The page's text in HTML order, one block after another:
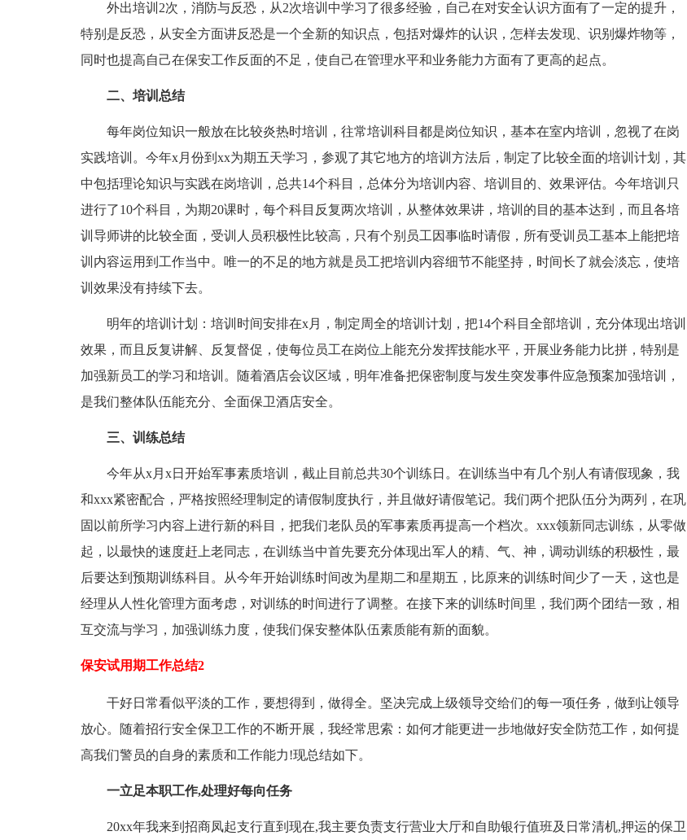
外出培训2次，消防与反恐，从2次培训中学习了很多经验，自己在对安全认识方面有了一定的提升，
特别是反恐，从安全方面讲反恐是一个全新的知识点，包括对爆炸的认识，怎样去发现、识别爆炸物等，
同时也提高自己在保安工作反面的不足，使自己在管理水平和业务能力方面有了更高的起点。
二、培训总结
每年岗位知识一般放在比较炎热时培训，往常培训科目都是岗位知识，基本在室内培训，忽视了在岗
实践培训。今年x月份到xx为期五天学习，参观了其它地方的培训方法后，制定了比较全面的培训计划，其
中包括理论知识与实践在岗培训，总共14个科目，总体分为培训内容、培训目的、效果评估。今年培训只
进行了10个科目，为期20课时，每个科目反复两次培训，从整体效果讲，培训的目的基本达到，而且各培
训导师讲的比较全面，受训人员积极性比较高，只有个别员工因事临时请假，所有受训员工基本上能把培
训内容运用到工作当中。唯一的不足的地方就是员工把培训内容细节不能坚持，时间长了就会淡忘，使培
训效果没有持续下去。
明年的培训计划：培训时间安排在x月，制定周全的培训计划，把14个科目全部培训，充分体现出培训
效果，而且反复讲解、反复督促，使每位员工在岗位上能充分发挥技能水平，开展业务能力比拼，特别是
加强新员工的学习和培训。随着酒店会议区域，明年准备把保密制度与发生突发事件应急预案加强培训，
是我们整体队伍能充分、全面保卫酒店安全。
三、训练总结
今年从x月x日开始军事素质培训，截止目前总共30个训练日。在训练当中有几个别人有请假现象，我
和xxx紧密配合，严格按照经理制定的请假制度执行，并且做好请假笔记。我们两个把队伍分为两列，在巩
固以前所学习内容上进行新的科目，把我们老队员的军事素质再提高一个档次。xxx领新同志训练，从零做
起，以最快的速度赶上老同志，在训练当中首先要充分体现出军人的精、气、神，调动训练的积极性，最
后要达到预期训练科目。从今年开始训练时间改为星期二和星期五，比原来的训练时间少了一天，这也是
经理从人性化管理方面考虑，对训练的时间进行了调整。在接下来的训练时间里，我们两个团结一致，相
互交流与学习，加强训练力度，使我们保安整体队伍素质能有新的面貌。
保安试用期工作总结2
干好日常看似平淡的工作，要想得到，做得全。坚决完成上级领导交给们的每一项任务，做到让领导
放心。随着招行安全保卫工作的不断开展，我经常思索：如何才能更进一步地做好安全防范工作，如何提
高我们警员的自身的素质和工作能力!现总结如下。
一立足本职工作,处理好每向任务
20xx年我来到招商凤起支行直到现在,我主要负责支行营业大厅和自助银行值班及日常清机,押运的保卫